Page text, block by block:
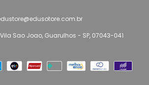
Sao Joao, Guarulhos - SP, 07043-041